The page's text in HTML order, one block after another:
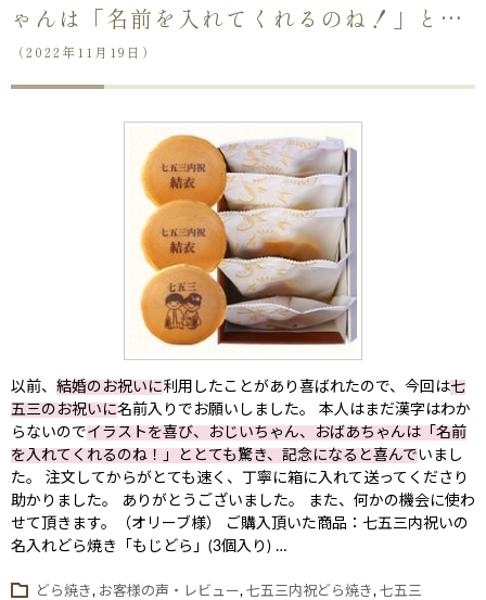
ゃんは「名前を入れてくれるのね！」と…
（2022年11月19日）
以前、 結婚のお祝いに利用したことがあり喜ばれたので、今回は七
五三のお祝いに名前入りでお願いしました。 本人はまだ漢字はわか
らないのでイラストを喜び、おじいちゃん、おばあちゃんは「名前
を入れてくれるのね！」ととても驚き、記念になると喜んでいまし
た。 注文してからがとても速く、丁寧に箱に入れて送ってくださり
助かりました。 ありがとうございました。 また、何かの機会に使わ
せて頂きます。（オリーブ様） ご購入頂いた商品：七五三内祝いの
名入れどら焼き「もじどら」(3個入り) …
どら焼き, お客様の声・レビュー, 七五三内祝どら焼き, 七五三